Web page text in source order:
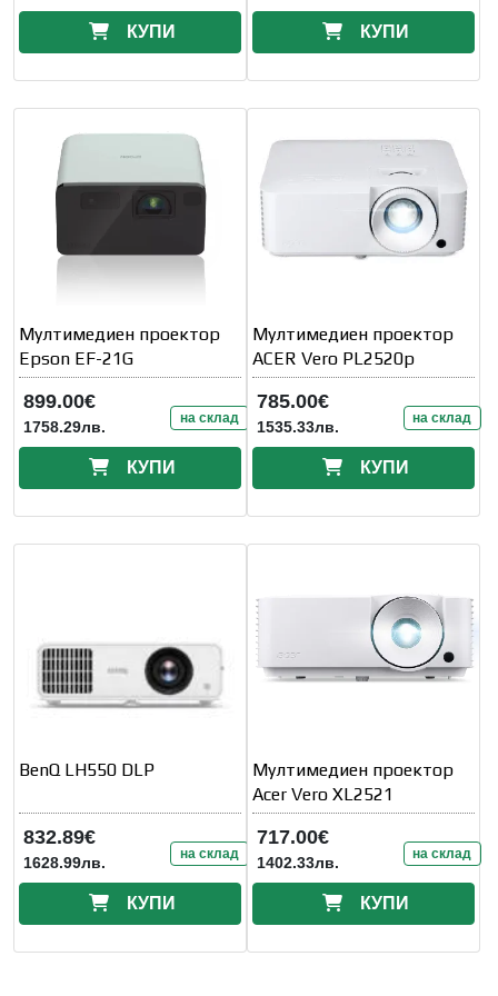
КУПИ КУПИ
Мултимедиен проектор
Epson EF-21G
899.00€
1758.29лв. на склад
КУПИ
Мултимедиен проектор
ACER Vero PL2520p
785.00€
1535.33лв. на склад
КУПИ
BenQ LH550 DLP
832.89€
1628.99лв. на склад
КУПИ
Мултимедиен проектор
Acer Vero XL2521
717.00€
1402.33лв. на склад
КУПИ